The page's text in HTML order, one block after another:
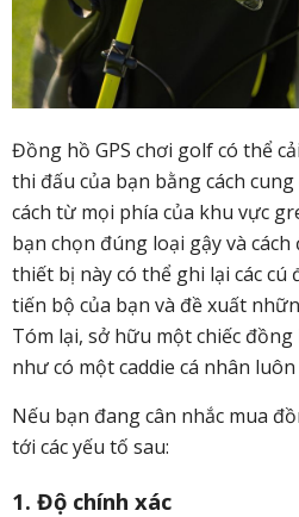
Đồng hồ GPS chơi golf có thể
thi đấu của bạn bằng cách
cách từ mọi phía của khu vực
bạn chọn đúng loại gậy và
thiết bị này có thể ghi lại các
tiến bộ của bạn và đề xuất
Tóm lại, sở hữu một chiếc
như có một caddie cá nhân
Nếu bạn đang cân nhắc mua
tới các yếu tố sau:
1. Độ chính xác